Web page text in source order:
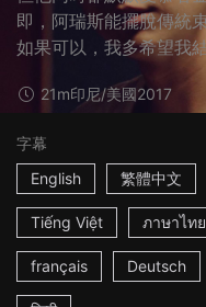
即，阿瑞斯能擺脫傳統
如果可以，我多希望我
21m印尼/美國2017
字幕
English
繁體中文
Tiếng Việt ภาษาไทย
français Deutsch